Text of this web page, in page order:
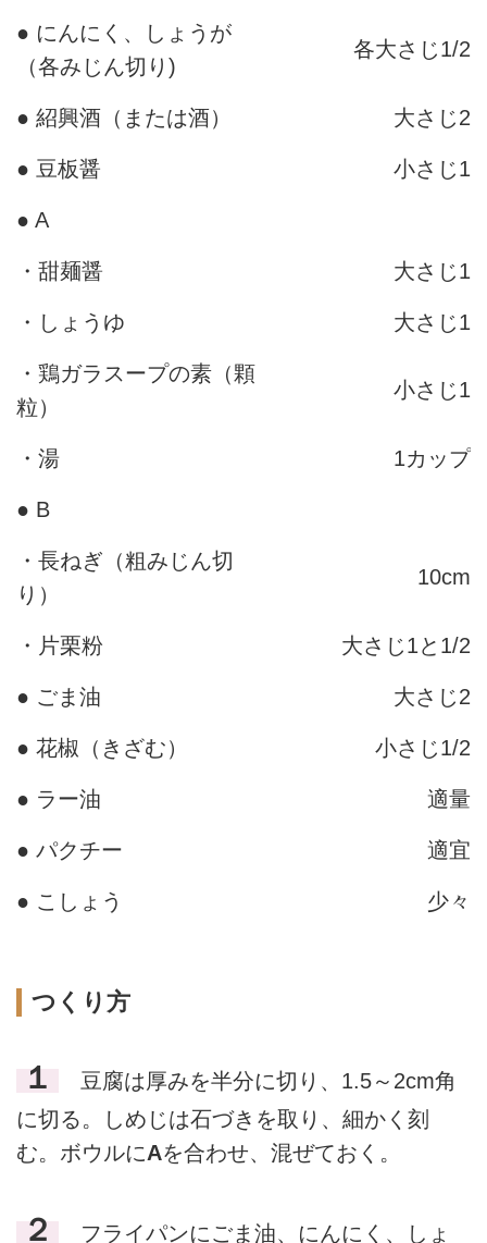
● にんにく、しょうが
（各みじん切り)
各大さじ1/2
● 紹興酒（または酒） 大さじ2
● 豆板醤 小さじ1
● A
・甜麺醤 大さじ1
・しょうゆ 大さじ1
・鶏ガラスープの素（顆
粒）
小さじ1
・湯 1カップ
● B
・長ねぎ（粗みじん切
り）
10cm
・片栗粉 大さじ1と1/2
● ごま油 大さじ2
● 花椒（きざむ） 小さじ1/2
● ラー油 適量
● パクチー 適宜
● こしょう 少々
つくり方
１
豆腐は厚みを半分に切り、1.5～2cm角
に切る。しめじは石づきを取り、細かく刻
む。ボウルにAを合わせ、混ぜておく。
２ フライパンにごま油、にんにく、しょ